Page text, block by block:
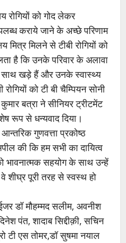
रोगियों को गोद लेकर
कराये जाने के अच्छे परिणाम
मित्र मिलने से टीबी रोगियों को
है कि उनके परिवार के अलावा
खड़े हैं और उनके स्वास्थ्य
को टी बी चैम्पियन सोनी
बत्रा ने सीनियर ट्रीटमेंट
रूप से धन्यवाद दिया।
गुणवत्ता प्रकोष्ठ
की कि हम सभी का दायित्व
भावनात्मक सहयोग के साथ उन्हें
शीघ्र पूरी तरह से स्वस्थ हो
डॉ मौहम्मद सलीम, अवनीश
पंत, शादाब सिद्दीक़ी, सचिन
टी एस तोमर,डॉ सुषमा नयाल